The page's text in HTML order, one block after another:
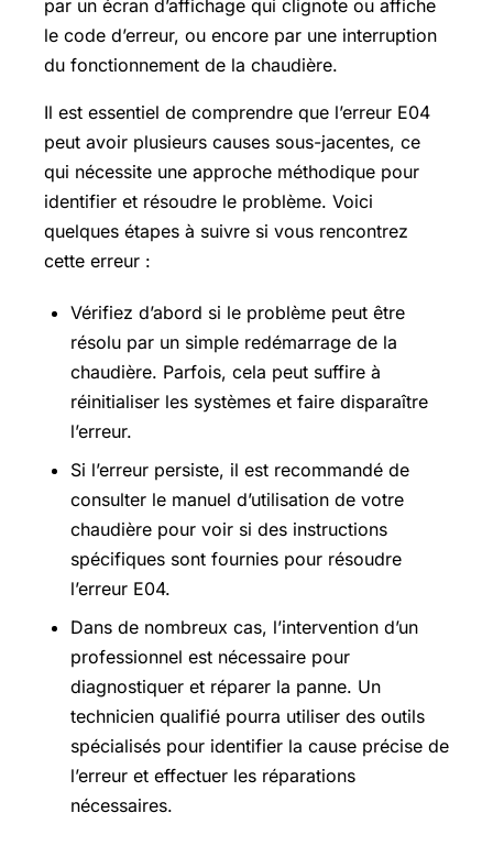
par un écran d’affichage qui clignote ou affiche
le code d’erreur, ou encore par une interruption
du fonctionnement de la chaudière.
Il est essentiel de comprendre que l’erreur E04
peut avoir plusieurs causes sous-jacentes, ce
qui nécessite une approche méthodique pour
identifier et résoudre le problème. Voici
quelques étapes à suivre si vous rencontrez
cette erreur :
Vérifiez d’abord si le problème peut être
résolu par un simple redémarrage de la
chaudière. Parfois, cela peut suffire à
réinitialiser les systèmes et faire disparaître
l’erreur.
Si l’erreur persiste, il est recommandé de
consulter le manuel d’utilisation de votre
chaudière pour voir si des instructions
spécifiques sont fournies pour résoudre
l’erreur E04.
Dans de nombreux cas, l’intervention d’un
professionnel est nécessaire pour
diagnostiquer et réparer la panne. Un
technicien qualifié pourra utiliser des outils
spécialisés pour identifier la cause précise de
l’erreur et effectuer les réparations
nécessaires.